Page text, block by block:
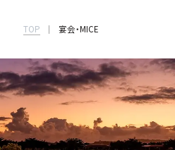
TOP 宴会・MICE